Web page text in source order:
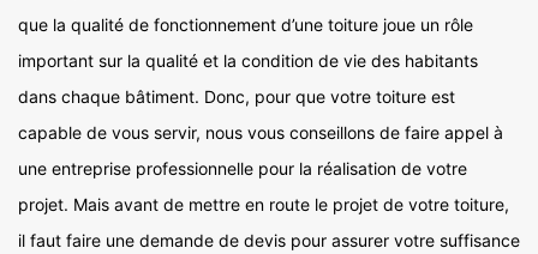
que la qualité de fonctionnement d’une toiture joue un rôle
important sur la qualité et la condition de vie des habitants
dans chaque bâtiment. Donc, pour que votre toiture est
capable de vous servir, nous vous conseillons de faire appel à
une entreprise professionnelle pour la réalisation de votre
projet. Mais avant de mettre en route le projet de votre toiture,
il faut faire une demande de devis pour assurer votre suffisance